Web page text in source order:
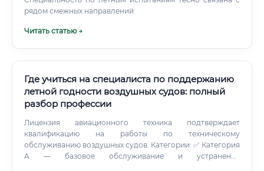
рядом смежных направлений.
Читать статью →
Где учиться на специалиста по поддержанию
летной годности воздушных судов: полный
разбор профессии
Лицензия авиационного техника подтверждает
квалификацию на работы по техническому
обслуживанию воздушных судов. Категории: ✅ Категория
A — базовое обслуживание и устранение